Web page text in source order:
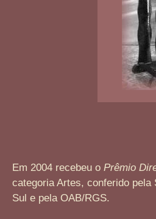
Em 2004 recebeu o Prêmio
categoria Artes, conferido
Sul e pela OAB/RGS.